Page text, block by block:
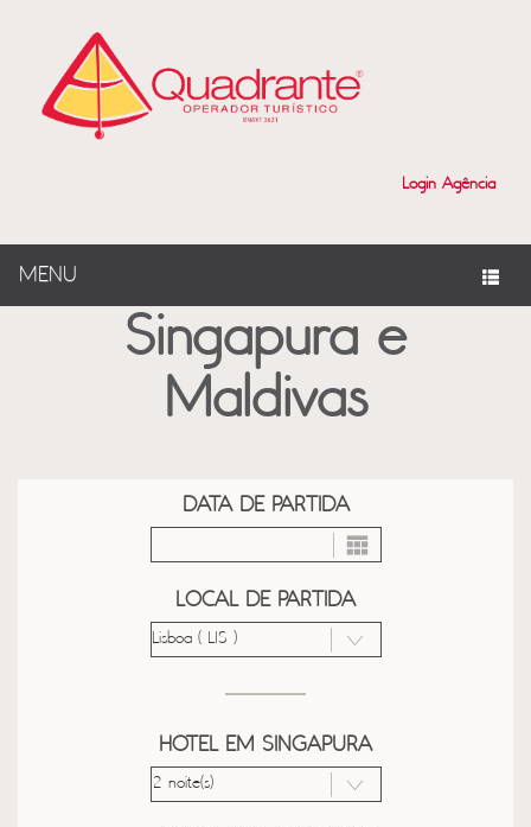
Login Agência
MENU
Singapura e
Maldivas
DATA DE PARTIDA
LOCAL DE PARTIDA
HOTEL EM SINGAPURA